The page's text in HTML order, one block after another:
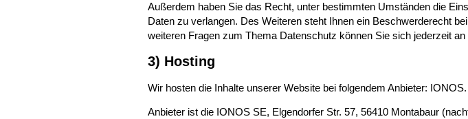
Außerdem haben Sie das Recht, unter bestimmten Umständen die
Daten zu verlangen. Des Weiteren steht Ihnen ein Beschwerderecht
weiteren Fragen zum Thema Datenschutz können Sie sich jederzeit an
3) Hosting
Wir hosten die Inhalte unserer Website bei folgendem Anbieter: IONOS.
Anbieter ist die IONOS SE, Elgendorfer Str. 57, 56410 Montabaur